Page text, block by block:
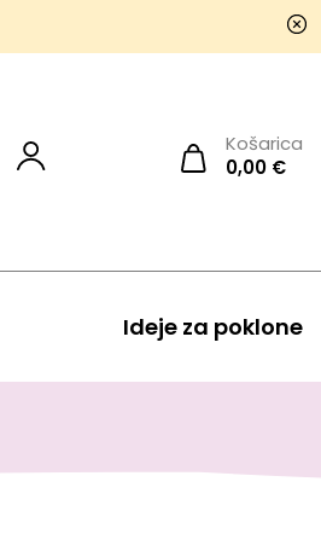
Košarica
0,00 €
Ideje za poklone